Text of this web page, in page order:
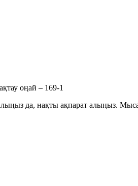
оңай – 169-1
да, нақты ақпарат алыңыз.